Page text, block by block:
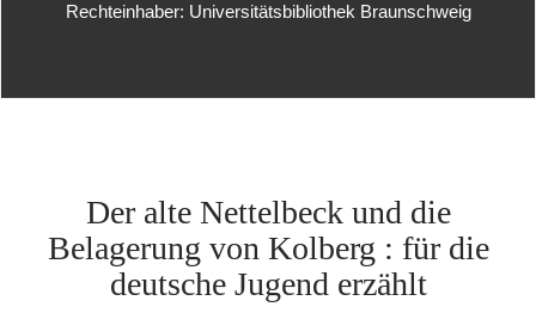
Rechteinhaber: Universitätsbibliothek Braunschweig
Der alte Nettelbeck und die
Belagerung von Kolberg : für die
deutsche Jugend erzählt